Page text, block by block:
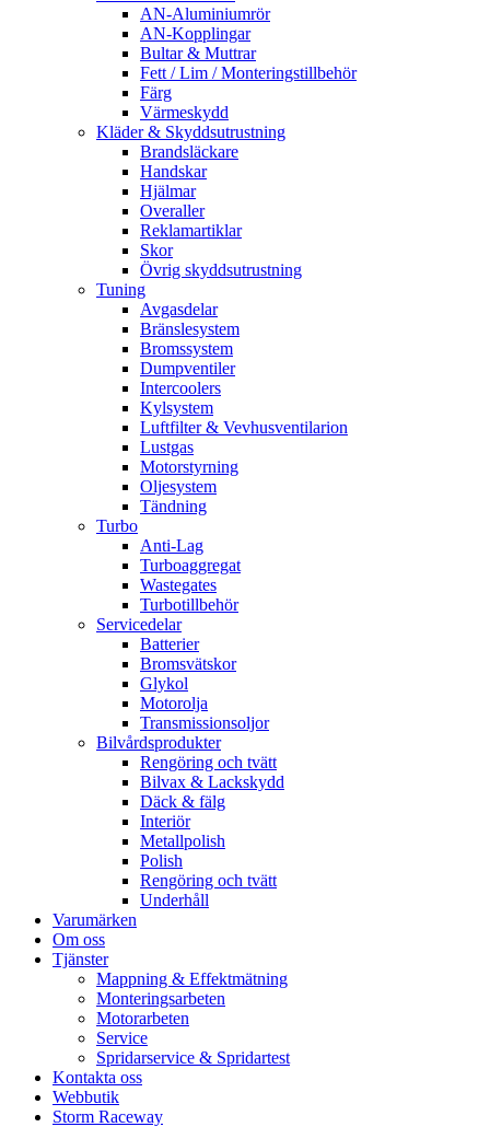
AN-Aluminiumrör
AN-Kopplingar
Bultar & Muttrar
Fett / Lim / Monteringstillbehör
Färg
Värmeskydd
Kläder & Skyddsutrustning
Brandsläckare
Handskar
Hjälmar
Overaller
Reklamartiklar
Skor
Övrig skyddsutrustning
Tuning
Avgasdelar
Bränslesystem
Bromssystem
Dumpventiler
Intercoolers
Kylsystem
Luftfilter & Vevhusventilarion
Lustgas
Motorstyrning
Oljesystem
Tändning
Turbo
Anti-Lag
Turboaggregat
Wastegates
Turbotillbehör
Servicedelar
Batterier
Bromsvätskor
Glykol
Motorolja
Transmissionsoljor
Bilvårdsprodukter
Rengöring och tvätt
Bilvax & Lackskydd
Däck & fälg
Interiör
Metallpolish
Polish
Rengöring och tvätt
Underhåll
Varumärken
Om oss
Tjänster
Mappning & Effektmätning
Monteringsarbeten
Motorarbeten
Service
Spridarservice & Spridartest
Kontakta oss
Webbutik
Storm Raceway